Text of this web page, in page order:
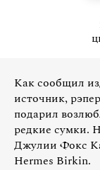
Как сообщил
источник,
подарил
редкие сумки.
Джулии Фокс
Hermes Birkin.